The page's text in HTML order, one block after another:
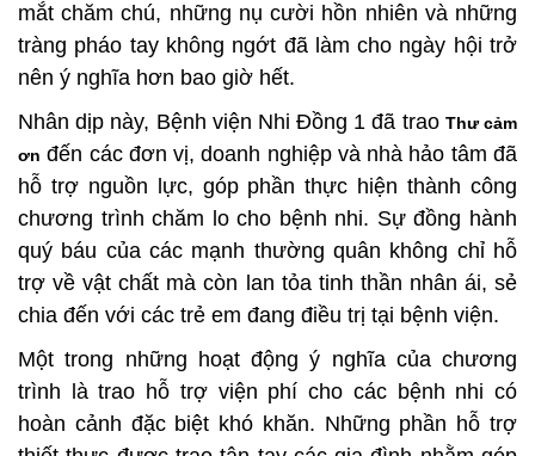
mắt chăm chú, những nụ cười hồn nhiên và những
tràng pháo tay không ngớt đã làm cho ngày hội trở
nên ý nghĩa hơn bao giờ hết.
Nhân dịp này, Bệnh viện Nhi Đồng 1 đã trao Thư cảm
ơn đến các đơn vị, doanh nghiệp và nhà hảo tâm đã
hỗ trợ nguồn lực, góp phần thực hiện thành công
chương trình chăm lo cho bệnh nhi. Sự đồng hành
quý báu của các mạnh thường quân không chỉ hỗ
trợ về vật chất mà còn lan tỏa tinh thần nhân ái, sẻ
chia đến với các trẻ em đang điều trị tại bệnh viện.
Một trong những hoạt động ý nghĩa của chương
trình là trao hỗ trợ viện phí cho các bệnh nhi có
hoàn cảnh đặc biệt khó khăn. Những phần hỗ trợ